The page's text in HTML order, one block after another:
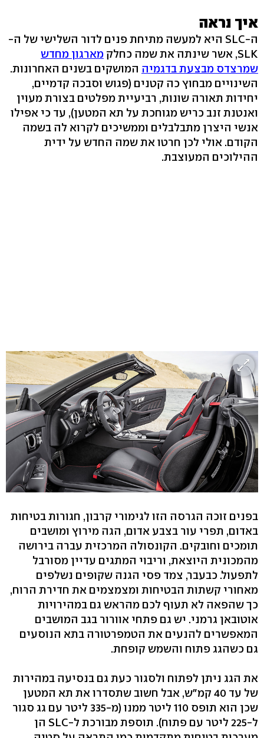
איך נראה
ה-SLC היא למעשה מתיחת פנים לדור השלישי של ה-
SLK, אשר שינתה את שמה כחלק
מארגון מחדש
שמרצדס מבצעת בדגמיה המושקים בשנים האחרונות.
השינויים מבחוץ כה קטנים (פגוש וסבכה קדמיים,
יחידות תאורה שונות, רביעיית מפלטים בצורת מעוין
ואנטנת זנב כריש מגוחכת על תא המטען), עד כי אפילו
אנשי היצרן מתבלבלים וממשיכים לקרוא לה בשמה
הקודם. אולי לכן חרטו את שמה החדש על ידית
ההילוכים המעוצבת.
בפנים זוכה הגרסה הזו לגימורי קרבון, חגורות בטיחות
באדום, תפרי עור בצבע אדום, הגה מירוץ ומושבים
תומכים וחובקים. הקונסולה המרכזית עברה בירושה
מהמכונית היוצאת, וריבוי המתגים עדיין מסורבל
לתפעול. כבעבר, צמד פסי הגנה שקופים נשלפים
מאחורי קשתות הבטיחות ומצמצמים את חדירת הרוח,
כך שהפאה לא תעוף לכם מהראש גם במהירויות
אוטובאן גרמני. יש גם פתחי אוורור בגב המושבים
המאפשרים להנעים את הטמפרטורה בתא הנוסעים
גם כשהגג פתוח והשמש קופחת.
את הגג ניתן לפתוח ולסגור כעת גם בנסיעה במהירות
של עד 40 קמ"ש, אבל חשוב שתסדרו את תא המטען
שכן הוא תופס 110 ליטר ממנו (מ-335 ליטר עם גג סגור
ל-225 ליטר עם פתוח). תוספת מבורכת ל-SLC הן